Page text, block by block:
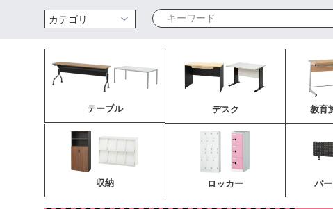
検索
テーブル デスク 教育
収納 ロッカー パ